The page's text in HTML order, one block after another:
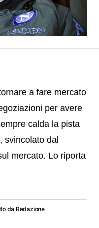
a fare mercato
per avere
calda la pista
svincolato dal
mercato. Lo riporta
da Redazione